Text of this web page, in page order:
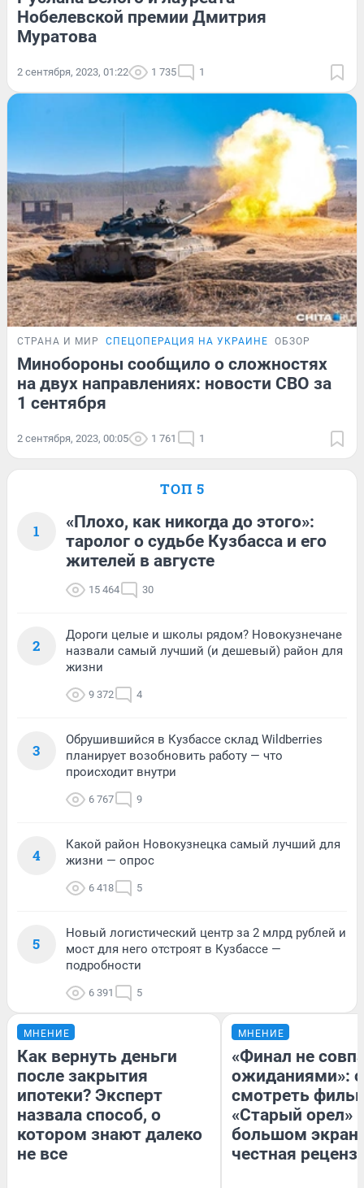
Нобелевской премии Дмитрия
Муратова
2 сентября, 2023, 01:22 1 735 1
СТРАНА И МИР СПЕЦОПЕРАЦИЯ НА УКРАИНЕ ОБЗОР
Минобороны сообщило о сложностях
на двух направлениях: новости СВО за
1 сентября
2 сентября, 2023, 00:05 1 761 1
ТОП 5
1
«Плохо, как никогда до этого»:
таролог о судьбе Кузбасса и его
жителей в августе
15 464 30
2
Дороги целые и школы рядом? Новокузнечане
назвали самый лучший (и дешевый) район для
жизни
9 372 4
3
Обрушившийся в Кузбассе склад Wildberries
планирует возобновить работу — что
происходит внутри
6 767 9
4
Какой район Новокузнецка самый лучший для
жизни — опрос
6 418 5
5
Новый логистический центр за 2 млрд рублей и
мост для него отстроят в Кузбассе —
подробности
6 391 5
МНЕНИЕ
Как вернуть деньги
после закрытия
ипотеки? Эксперт
назвала способ, о
котором знают далеко
не все
МНЕНИЕ
«Финал не
ожиданиями»:
смотреть
«Старый орел»
большом
честная